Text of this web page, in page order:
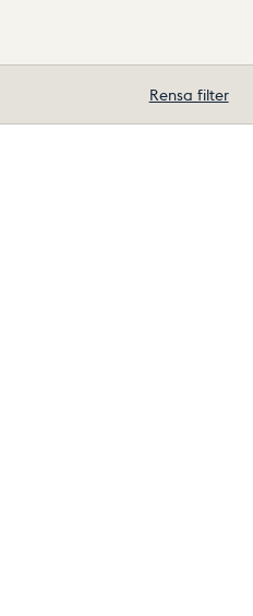
Rensa filter